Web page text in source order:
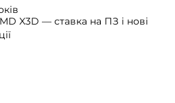
X3D — ставка на ПЗ і нові